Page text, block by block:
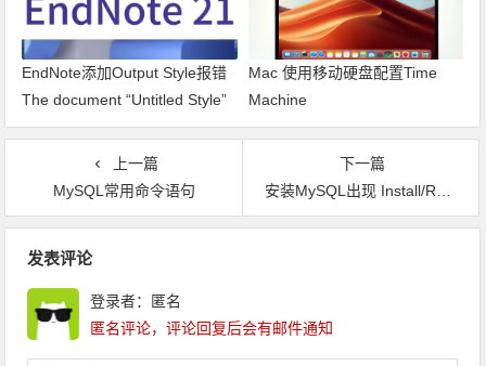
EndNote添加Output Style报错
The document “Untitled Style”
could not be saved as The file
Mac 使用移动硬盘配置Time
Machine
上一篇
MySQL常用命令语句
下一篇
安装MySQL出现 Install/Remove of the Service Denied！
发表评论
登录者：匿名
匿名评论，评论回复后会有邮件通知